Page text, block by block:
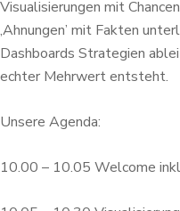
Visualisierungen mit
‚Ahnungen’ mit Fakten
Dashboards Strategien
echter Mehrwert entsteht.
Unsere Agenda:
10.00 – 10.05 Welcome